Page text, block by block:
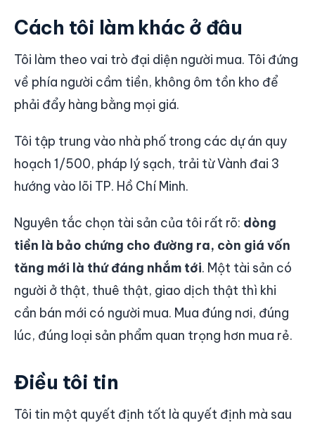
Cách tôi làm khác ở đâu
Tôi làm theo vai trò đại diện người mua. Tôi đứng
về phía người cầm tiền, không ôm tồn kho để
phải đẩy hàng bằng mọi giá.
Tôi tập trung vào nhà phố trong các dự án quy
hoạch 1/500, pháp lý sạch, trải từ Vành đai 3
hướng vào lõi TP. Hồ Chí Minh.
Nguyên tắc chọn tài sản của tôi rất rõ: dòng
tiền là bảo chứng cho đường ra, còn giá vốn
tăng mới là thứ đáng nhắm tới. Một tài sản có
người ở thật, thuê thật, giao dịch thật thì khi
cần bán mới có người mua. Mua đúng nơi, đúng
lúc, đúng loại sản phẩm quan trọng hơn mua rẻ.
Điều tôi tin
Tôi tin một quyết định tốt là quyết định mà sau